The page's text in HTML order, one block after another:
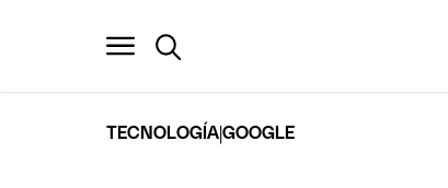
TECNOLOGÍA|GOOGLE